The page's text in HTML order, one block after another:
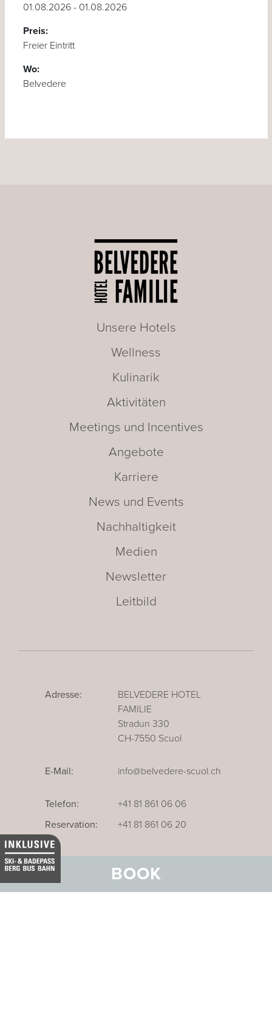
BOOK
01.08.2026 - 01.08.2026
Preis:
Freier Eintritt
Wo:
Belvedere
Unsere Hotels
Wellness
Kulinarik
Aktivitäten
Meetings und Incentives
Angebote
Karriere
News und Events
Nachhaltigkeit
Medien
Newsletter
Leitbild
Adresse:
BELVEDERE HOTEL
FAMILIE
Stradun 330
CH-7550 Scuol
E-Mail: info@belvedere-scuol.ch
Telefon:
+41 81 861 06 06
Reservation:
+41 81 861 06 20